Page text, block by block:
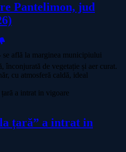
Pantelimon, jud
află la marginea municipiului
înconjurată de vegetație și aer curat.
cu atmosferă caldă, ideal
țară” a intrat in